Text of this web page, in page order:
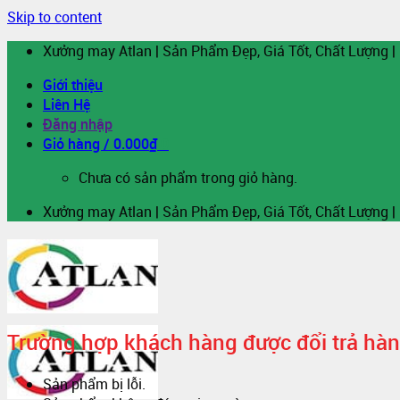
Skip to content
Xưởng may Atlan | Sản Phẩm Đẹp, Giá Tốt, Chất Lượng
Giới thiệu
Liên Hệ
Đăng nhập
Giỏ hàng / 0.000₫
Chưa có sản phẩm trong giỏ hàng.
Xưởng may Atlan | Sản Phẩm Đẹp, Giá Tốt, Chất Lượng
Trường hợp khách hàng được đổi trả
Sản phẩm bị lỗi.